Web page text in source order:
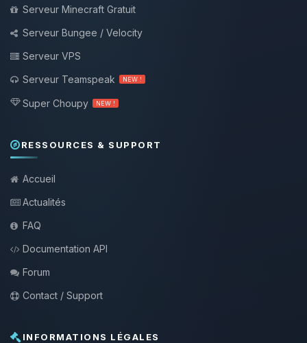
Serveur Minecraft Gratuit
Serveur Bungee / Velocity
Serveur VPS
Serveur Teamspeak
NEW !
Super Choupy NEW !
RESSOURCES & SUPPORT
Accueil
Actualités
FAQ
Documentation API
Forum
Contact / Support
INFORMATIONS LÉGALES